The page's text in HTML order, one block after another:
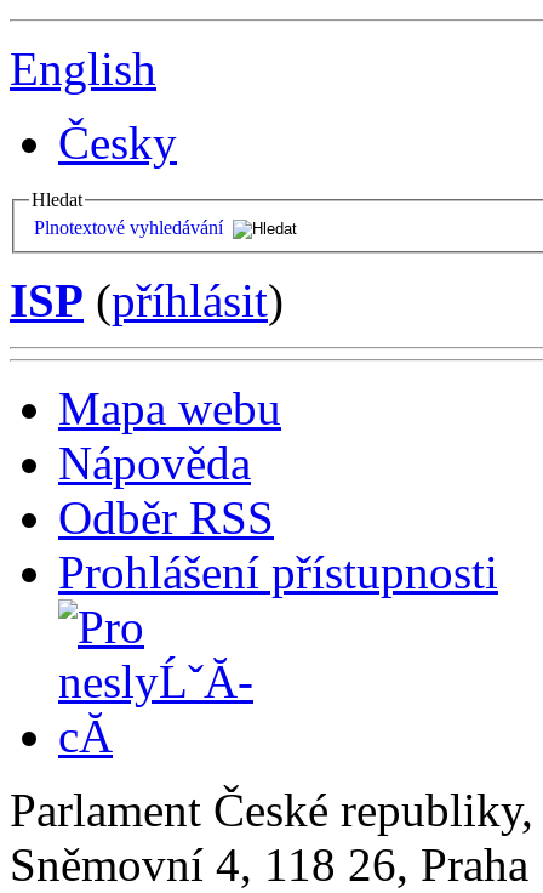
English
Česky
Hledat
Plnotextové vyhledávání
ISP (příhlásit)
Mapa webu
Nápověda
Odběr RSS
Prohlášení přístupnosti
Parlament České
Sněmovní 4, 118 26,